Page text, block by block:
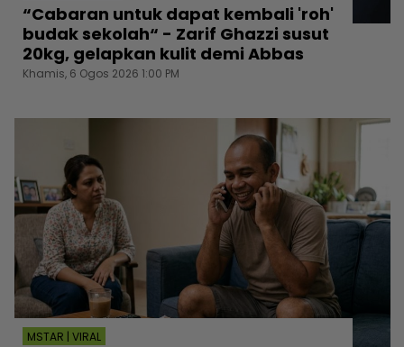
“Cabaran untuk dapat kembali 'roh'
budak sekolah“ - Zarif Ghazzi susut
20kg, gelapkan kulit demi Abbas
Khamis, 6 Ogos 2026 1:00 PM
MSTAR | VIRAL